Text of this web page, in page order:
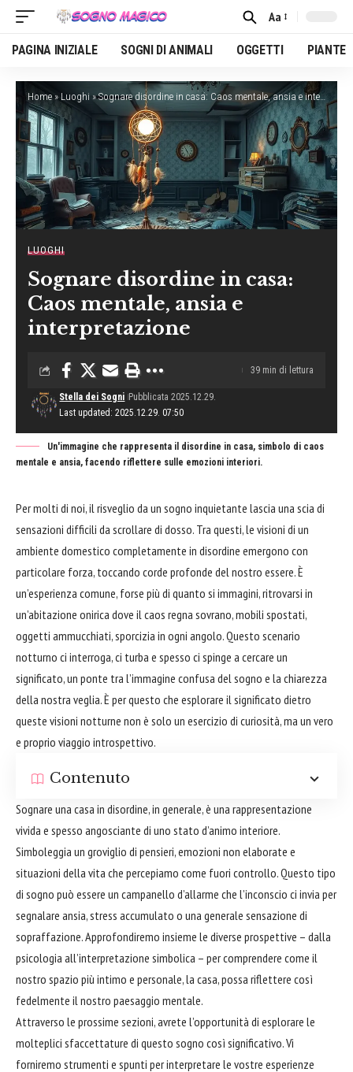
Font
Resizer
Aa
PAGINA INIZIALE SOGNI DI ANIMALI OGGETTI PIANTE
Home» Luoghi »Sognare disordine in casa: Caos mentale, ansia e interpretazione
LUOGHI
Sognare disordine in casa:
Caos mentale, ansia e
interpretazione
Last updated: 2025.12.29. 07:50
Stella dei Sogni Pubblicata 2025.12.29.
39 min di lettura
Un'immagine che rappresenta il disordine in casa, simbolo di caos
mentale e ansia, facendo riflettere sulle emozioni interiori.
Per molti di noi, il risveglio da un sogno inquietante lascia una scia di
sensazioni difficili da scrollare di dosso. Tra questi, le visioni di un
ambiente domestico completamente in disordine emergono con
particolare forza, toccando corde profonde del nostro essere. È
un’esperienza comune, forse più di quanto si immagini, ritrovarsi in
un’abitazione onirica dove il caos regna sovrano, mobili spostati,
oggetti ammucchiati, sporcizia in ogni angolo. Questo scenario
notturno ci interroga, ci turba e spesso ci spinge a cercare un
significato, un ponte tra l’immagine confusa del sogno e la chiarezza
della nostra veglia. È per questo che esplorare il significato dietro
queste visioni notturne non è solo un esercizio di curiosità, ma un vero
e proprio viaggio introspettivo.
Contenuto
Sognare una casa in disordine, in generale, è una rappresentazione
vivida e spesso angosciante di uno stato d’animo interiore.
Simboleggia un groviglio di pensieri, emozioni non elaborate e
situazioni della vita che percepiamo come fuori controllo. Questo tipo
di sogno può essere un campanello d’allarme che l’inconscio ci invia per
segnalare ansia, stress accumulato o una generale sensazione di
sopraffazione. Approfondiremo insieme le diverse prospettive – dalla
psicologia all’interpretazione simbolica – per comprendere come il
nostro spazio più intimo e personale, la casa, possa riflettere così
fedelmente il nostro paesaggio mentale.
Attraverso le prossime sezioni, avrete l’opportunità di esplorare le
molteplici sfaccettature di questo sogno così significativo. Vi
forniremo strumenti e spunti per interpretare le vostre esperienze